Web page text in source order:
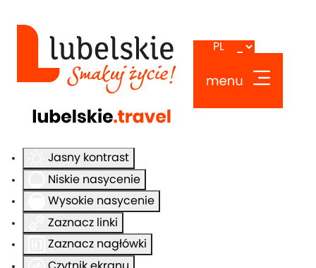
Ułatwienia dostępu
Odwróć kolory
Monochromatyczny
Jasny kontrast
Niskie nasycenie
Wysokie nasycenie
Zaznacz linki
Zaznacz nagłówki